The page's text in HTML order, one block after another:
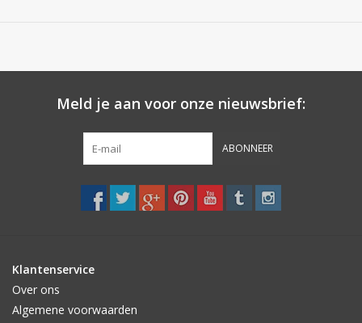
Meld je aan voor onze nieuwsbrief:
ABONNEER
Klantenservice
Over ons
Algemene voorwaarden